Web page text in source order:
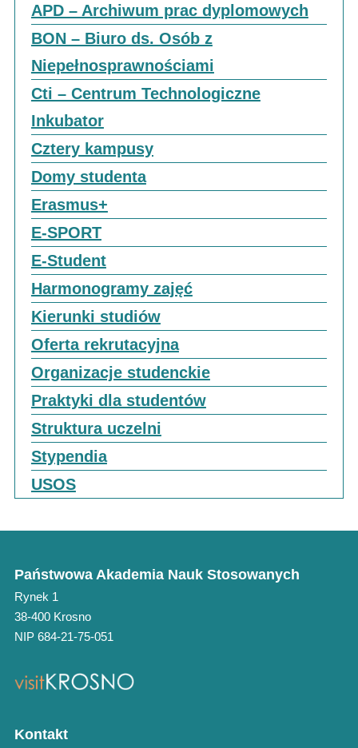
APD – Archiwum prac dyplomowych
BON – Biuro ds. Osób z
Niepełnosprawnościami
Cti – Centrum Technologiczne
Inkubator
Cztery kampusy
Domy studenta
Erasmus+
E-SPORT
E-Student
Harmonogramy zajęć
Kierunki studiów
Oferta rekrutacyjna
Organizacje studenckie
Praktyki dla studentów
Struktura uczelni
Stypendia
USOS
Państwowa Akademia Nauk Stosowanych
Rynek 1
38-400 Krosno
NIP 684-21-75-051
Kontakt